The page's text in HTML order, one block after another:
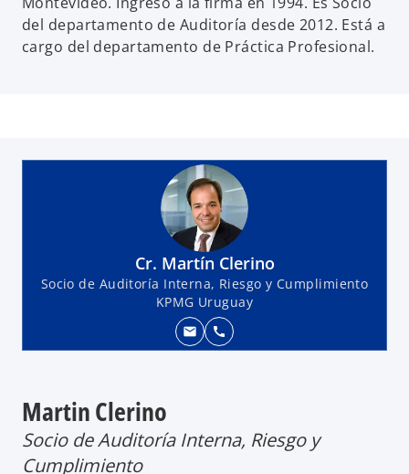
del departamento de Auditoría desde 2012. Está a
cargo del departamento de Práctica Profesional.
Cr. Martín Clerino
Socio de Auditoría Interna, Riesgo y Cumplimiento
KPMG Uruguay
mail call
Martin Clerino
Socio de Auditoría Interna, Riesgo y
Cumplimiento